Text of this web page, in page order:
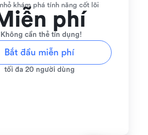
khám phá tính năng cốt lõi
phí
cần thẻ tín dụng!
Bắt đầu miễn phí
tối đa 20 người dùng